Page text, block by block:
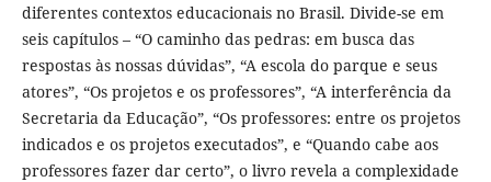
diferentes contextos educacionais no Brasil. Divide-se em
seis capítulos – “O caminho das pedras: em busca das
respostas às nossas dúvidas”, “A escola do parque e seus
atores”, “Os projetos e os professores”, “A interferência da
Secretaria da Educação”, “Os professores: entre os projetos
indicados e os projetos executados”, e “Quando cabe aos
professores fazer dar certo”, o livro revela a complexidade